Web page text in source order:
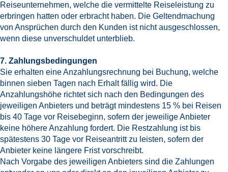
Reiseunternehmen, welche die vermittelte Reiseleistung zu
erbringen hatten oder erbracht haben. Die Geltendmachung
von Ansprüchen durch den Kunden ist nicht ausgeschlossen,
wenn diese unverschuldet unterblieb.
7. Zahlungsbedingungen
Sie erhalten eine Anzahlungsrechnung bei Buchung, welche
binnen sieben Tagen nach Erhalt fällig wird. Die
Anzahlungshöhe richtet sich nach den Bedingungen des
jeweiligen Anbieters und beträgt mindestens 15 % bei Reisen
bis 40 Tage vor Reisebeginn, sofern der jeweilige Anbieter
keine höhere Anzahlung fordert. Die Restzahlung ist bis
spätestens 30 Tage vor Reiseantritt zu leisten, sofern der
Anbieter keine längere Frist vorschreibt.
Nach Vorgabe des jeweiligen Anbieters sind die Zahlungen